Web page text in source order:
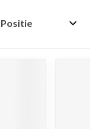
Sorteer op: